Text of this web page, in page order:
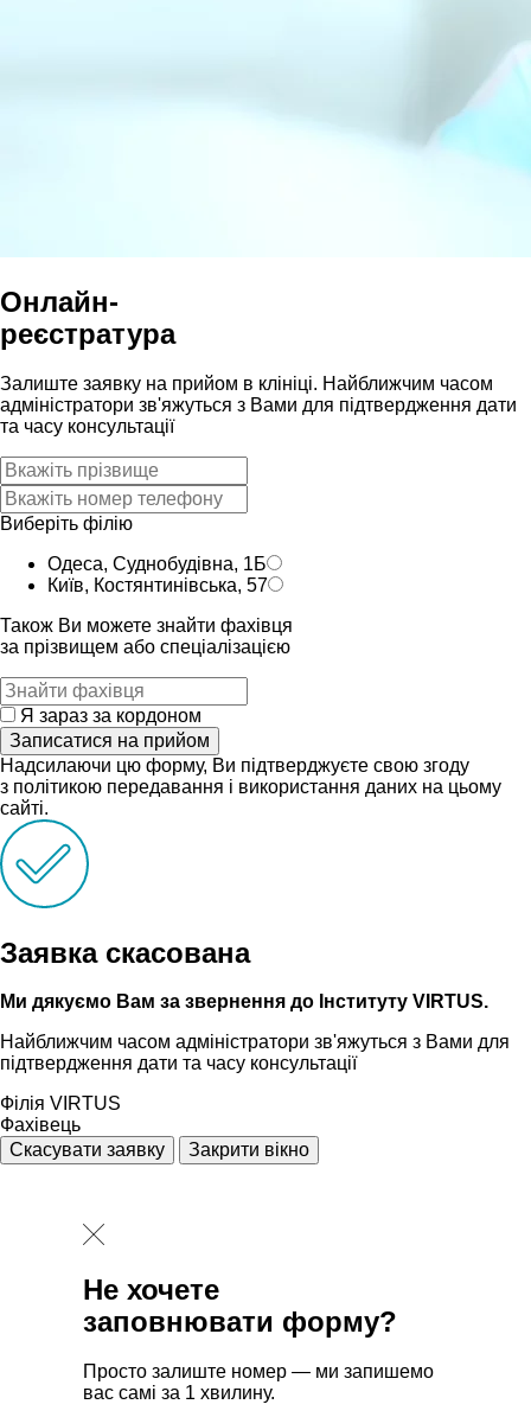
Онлайн-
реєстратура
Залиште заявку на прийом в клініці. Найближчим часом
адмiнiстратори зв'яжуться з Вами для пiдтвердження дати
та часу консультацiï
Виберіть філію
Одеса, Суднобудівна, 1Б
Київ, Костянтинівська, 57
Також Ви можете знайти фахівця
за прізвищем або спеціалізацією
Я зараз за кордоном
Записатися на прийом
Надсилаючи цю форму, Ви підтверджуєте свою згоду
з політикою передавання і використання даних на цьому
сайті.
Заявка скасована
Ми дякуємо Вам за звернення до Інституту VIRTUS.
Найближчим часом адмiнiстратори зв'яжуться з Вами для
пiдтвердження дати та часу консультацiï
Філія VIRTUS
Фахівець
Скасувати заявку
Закрити вікно
Не хочете
заповнювати форму?
Просто залиште номер — ми запишемо
вас самі за 1 хвилину.